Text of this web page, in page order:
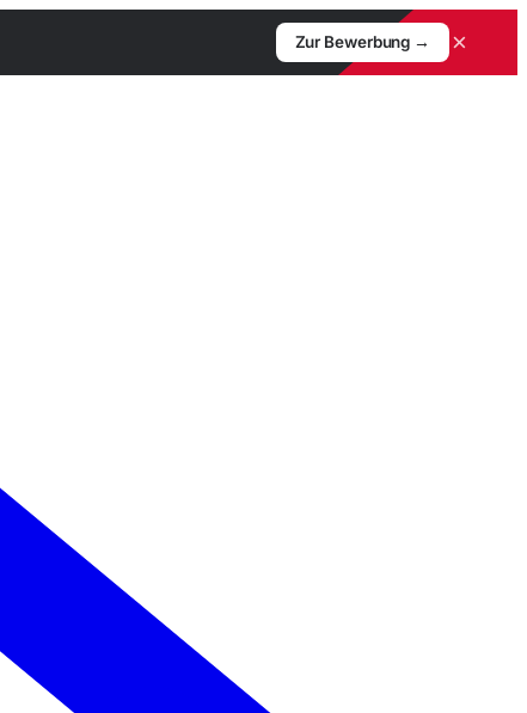
Zur Bewerbung → ×